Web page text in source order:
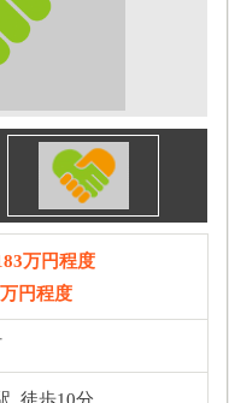
万円程度
万円程度